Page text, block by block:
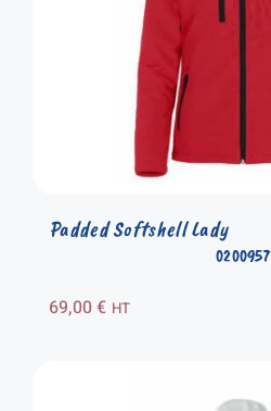
0200957
Padded Softshell Lady
69,00€ HT